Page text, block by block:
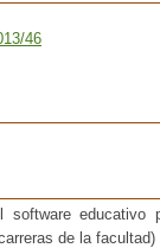
46
educativo
de la facultad)